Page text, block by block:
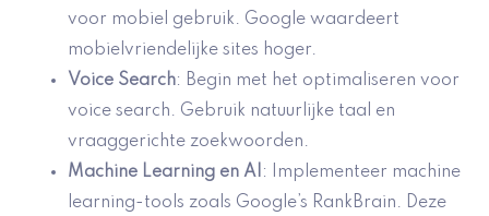
voor mobiel gebruik. Google waardeert
mobielvriendelijke sites hoger.
Voice Search: Begin met het optimaliseren voor
voice search. Gebruik natuurlijke taal en
vraaggerichte zoekwoorden.
Machine Learning en AI: Implementeer machine
learning-tools zoals Google’s RankBrain. Deze